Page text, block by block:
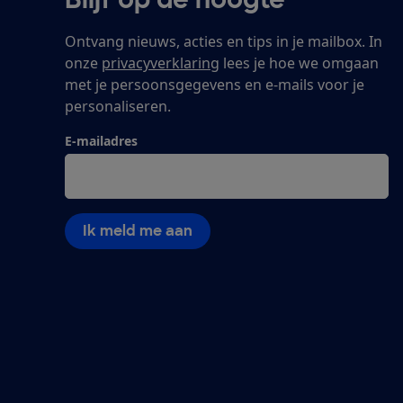
Ontvang nieuws, acties en tips in je mailbox. In
onze privacyverklaring lees je hoe we omgaan
met je persoonsgegevens en e-mails voor je
personaliseren.
E-mailadres
Ik meld me aan